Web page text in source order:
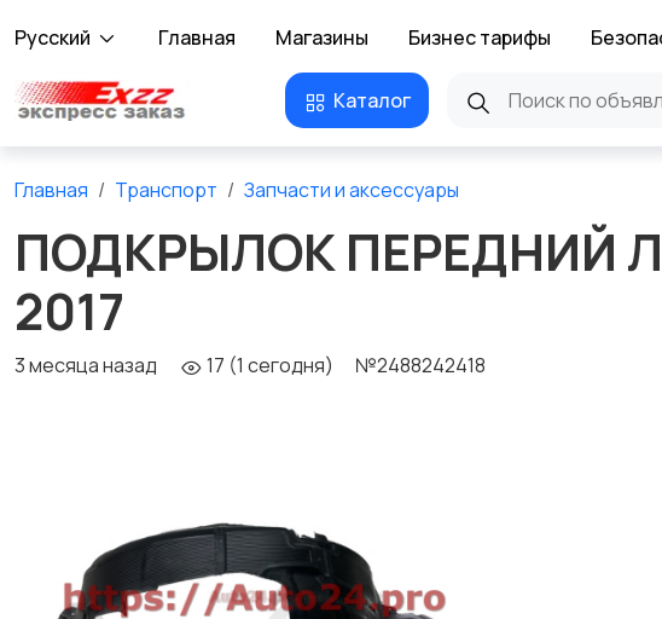
Русский Главная Магазины Бизнес тарифы
Каталог
Главная Транспорт Запчасти и аксессуары
ПОДКРЫЛОК ПЕРЕДНИЙ
2017
3 месяца назад 17 (1 сегодня) №2488242418